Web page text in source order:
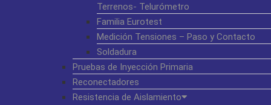
Terrenos- Telurómetro
Familia Eurotest
Medición Tensiones – Paso y Contacto
Soldadura
Pruebas de Inyección Primaria
Reconectadores
Resistencia de Aislamiento